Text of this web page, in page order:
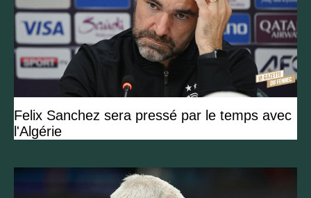
Felix Sanchez sera pressé par le temps avec
l'Algérie